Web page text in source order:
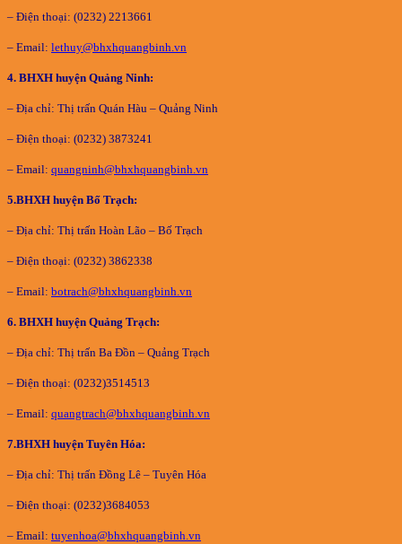
– Điện thoại: (0232) 2213661
– Email: lethuy@bhxhquangbinh.vn
4. BHXH huyện Quảng Ninh:
– Địa chỉ: Thị trấn Quán Hàu – Quảng Ninh
– Điện thoại: (0232) 3873241
– Email: quangninh@bhxhquangbinh.vn
5.BHXH huyện Bố Trạch:
– Địa chỉ: Thị trấn Hoàn Lão – Bố Trạch
– Điện thoại: (0232) 3862338
– Email: botrach@bhxhquangbinh.vn
6. BHXH huyện Quảng Trạch:
– Địa chỉ: Thị trấn Ba Đồn – Quảng Trạch
– Điện thoại: (0232)3514513
– Email: quangtrach@bhxhquangbinh.vn
7.BHXH huyện Tuyên Hóa:
– Địa chỉ: Thị trấn Đồng Lê – Tuyên Hóa
– Điện thoại: (0232)3684053
– Email: tuyenhoa@bhxhquangbinh.vn